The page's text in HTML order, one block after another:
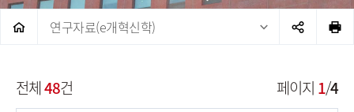
연구자료(e개혁신학)
전체48건 페이지 1/4